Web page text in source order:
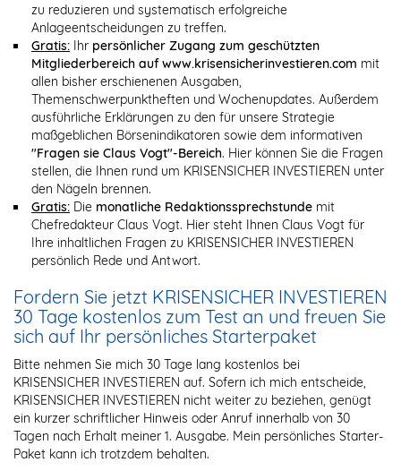
zu reduzieren und systematisch erfolgreiche
Anlageentscheidungen zu treffen.
Gratis: Ihr persönlicher Zugang zum geschützten
Mitgliederbereich auf www.krisensicherinvestieren.com mit
allen bisher erschienenen Ausgaben,
Themenschwerpunktheften und Wochenupdates. Außerdem
ausführliche Erklärungen zu den für unsere Strategie
maßgeblichen Börsenindikatoren sowie dem informativen
"Fragen sie Claus Vogt"-Bereich. Hier können Sie die Fragen
stellen, die Ihnen rund um KRISENSICHER INVESTIEREN unter
den Nägeln brennen.
Gratis: Die monatliche Redaktionssprechstunde mit
Chefredakteur Claus Vogt. Hier steht Ihnen Claus Vogt für
Ihre inhaltlichen Fragen zu KRISENSICHER INVESTIEREN
persönlich Rede und Antwort.
Fordern Sie jetzt KRISENSICHER INVESTIEREN
30 Tage kostenlos zum Test an und freuen Sie
sich auf Ihr persönliches Starterpaket
Bitte nehmen Sie mich 30 Tage lang kostenlos bei
KRISENSICHER INVESTIEREN auf. Sofern ich mich entscheide,
KRISENSICHER INVESTIEREN nicht weiter zu beziehen, genügt
ein kurzer schriftlicher Hinweis oder Anruf innerhalb von 30
Tagen nach Erhalt meiner 1. Ausgabe. Mein persönliches Starter-
Paket kann ich trotzdem behalten.